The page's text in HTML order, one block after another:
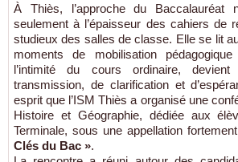
À Thiès, l’approche du Baccalauréat
seulement à l’épaisseur des cahiers de
studieux des salles de classe. Elle se lit
moments de mobilisation
l’intimité du cours ordinaire,
transmission, de clarification et
esprit que l’ISM Thiès a organisé une
Histoire et Géographie, dédiée aux
Terminale, sous une appellation
Clés du Bac ».